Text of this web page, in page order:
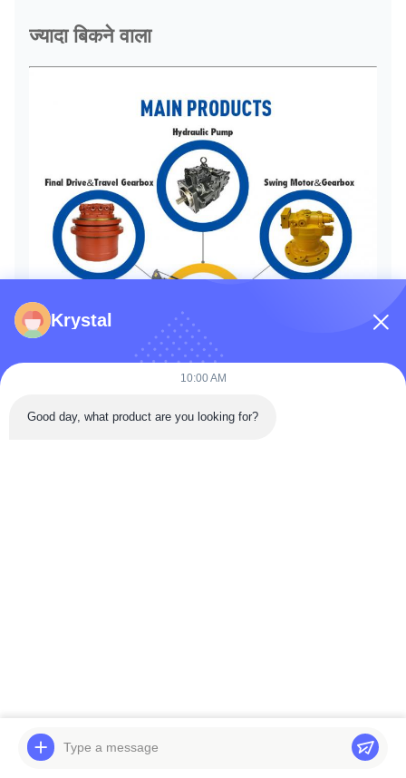
ज्यादा बिकने वाला
Krystal
10:00 AM
Good day, what product are you looking for?